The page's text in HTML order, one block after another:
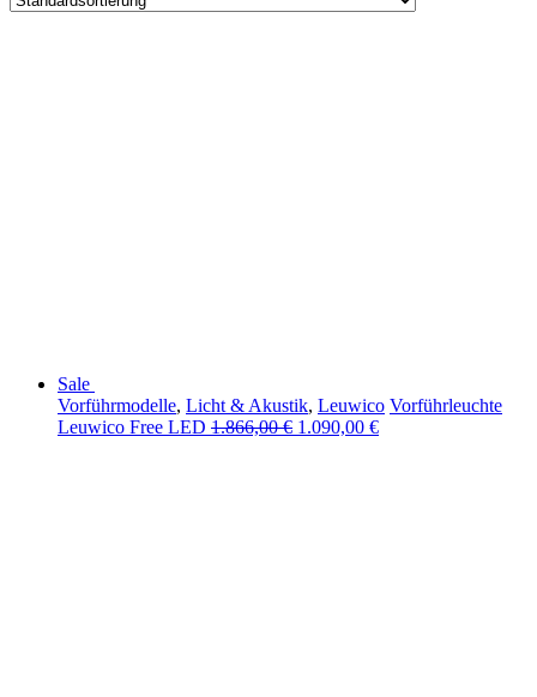
Sale
Vorführmodelle, Licht & Akustik, Leuwico Vorführleuchte
Leuwico Free LED 1.866,00€ 1.090,00 €